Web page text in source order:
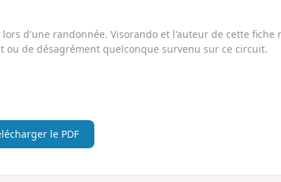
d'une randonnée. Visorando et l'auteur de cette fiche
ou de désagrément quelconque survenu sur ce circuit.
le PDF